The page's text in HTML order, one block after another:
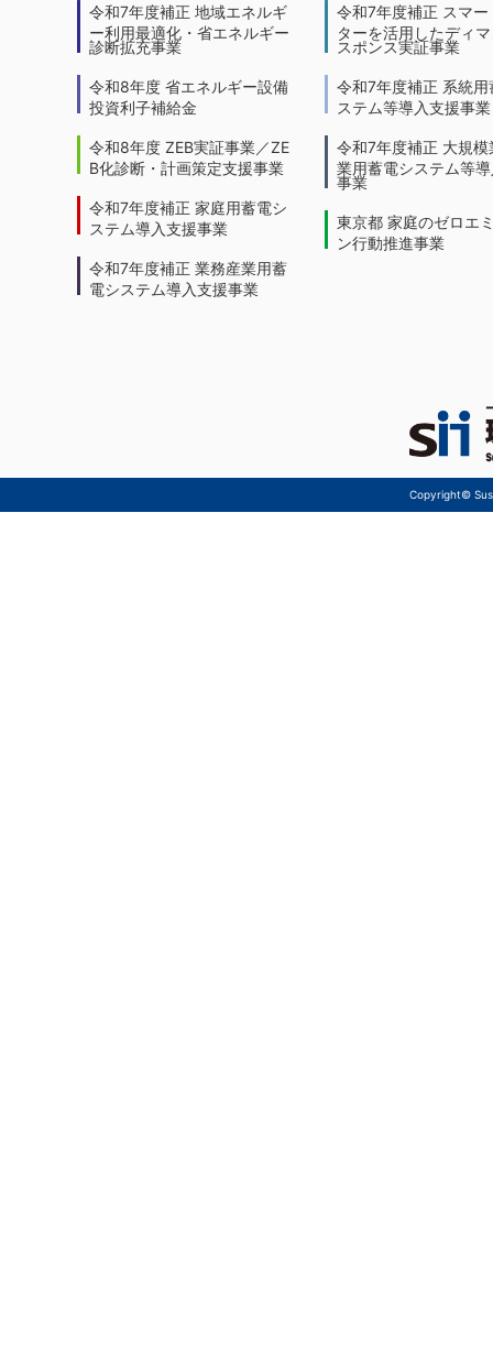
令和7年度補正 地域エネルギ
ー利用最適化・省エネルギー
診断拡充事業
令和8年度 省エネルギー設備
投資利子補給金
令和8年度 ZEB実証事業／ZE
B化診断・計画策定支援事業
令和7年度補正 家庭用蓄電シ
ステム導入支援事業
令和7年度補正 業務産業用蓄
電システム導入支援事業
令和7年度補正 スマー
ターを活用したディ
スポンス実証事業
令和7年度補正 系統用
ステム等導入支援事業
令和7年度補正 大規模
業用蓄電システム等
事業
東京都 家庭のゼロエ
ン行動推進事業
Copyright©